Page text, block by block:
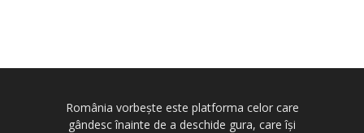
România vorbește este platforma celor care
gândesc înainte de a deschide gura, care își